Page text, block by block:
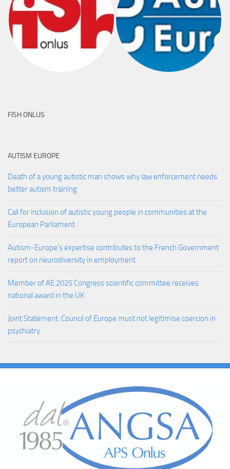
FISH ONLUS
AUTISM EUROPE
Death of a young autistic man shows why law enforcement needs
better autism training
Call for inclusion of autistic young people in communities at the
European Parliament
Autism-Europe’s expertise contributes to the French Government
report on neurodiversity in employment
Member of AE 2025 Congress scientific committee receives
national award in the UK
Joint Statement: Council of Europe must not legitimise coercion in
psychiatry